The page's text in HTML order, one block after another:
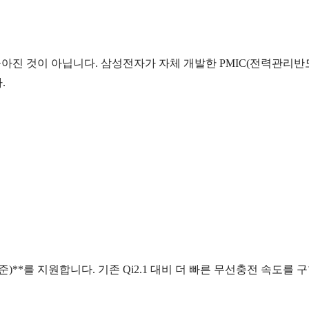
진 것이 아닙니다. 삼성전자가 자체 개발한 PMIC(전력관리반
.
)**를 지원합니다. 기존 Qi2.1 대비 더 빠른 무선충전 속도를